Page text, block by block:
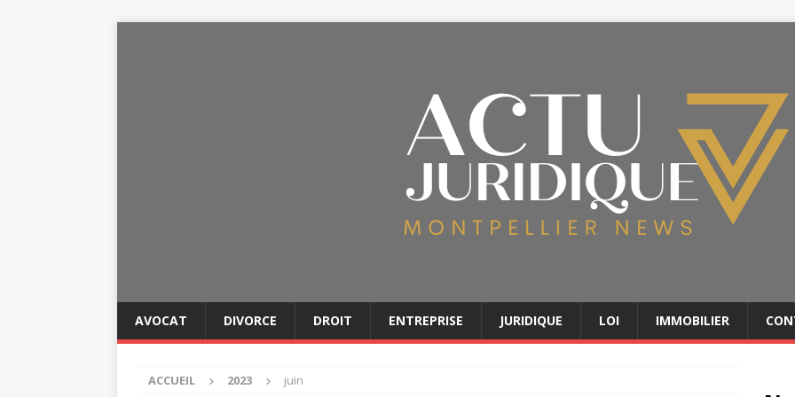
AVOCAT DIVORCE DROIT ENTREPRISE JURIDIQUE LOI IMMOBILIER
ACCUEIL 2023 juin